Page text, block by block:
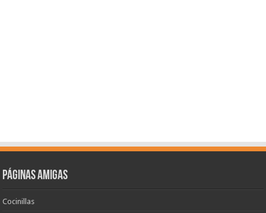
Páginas amigas
Cocinillas